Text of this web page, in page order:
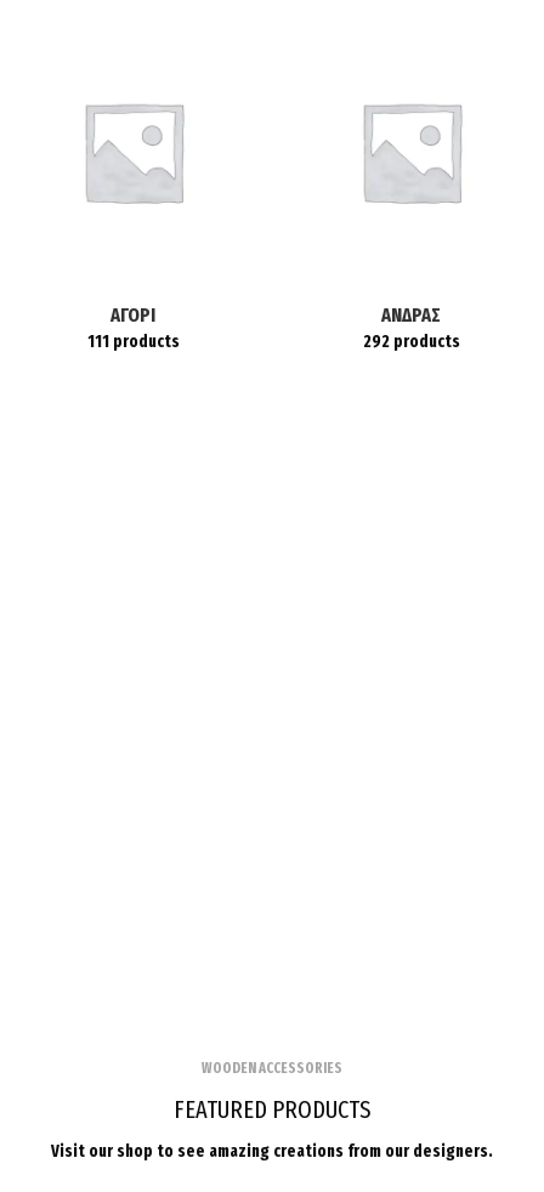
ΑΓΌΡΙ
111 products
ΆΝΔΡΑΣ
292 products
WOODEN ACCESSORIES
FEATURED PRODUCTS
Visit our shop to see amazing creations from our designers.